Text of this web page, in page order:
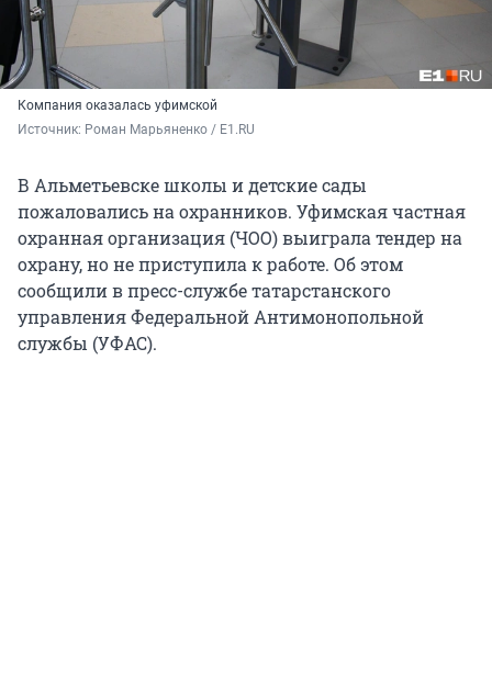
Компания оказалась уфимской
Источник: Роман Марьяненко / E1.RU
В Альметьевске школы и детские сады
пожаловались на охранников. Уфимская частная
охранная организация (ЧОО) выиграла тендер на
охрану, но не приступила к работе. Об этом
сообщили в пресс-службе татарстанского
управления Федеральной Антимонопольной
службы (УФАС).